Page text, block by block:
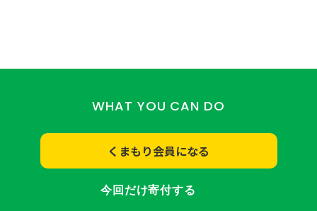
WHAT YOU CAN DO
くまもり会員になる
今回だけ寄付する